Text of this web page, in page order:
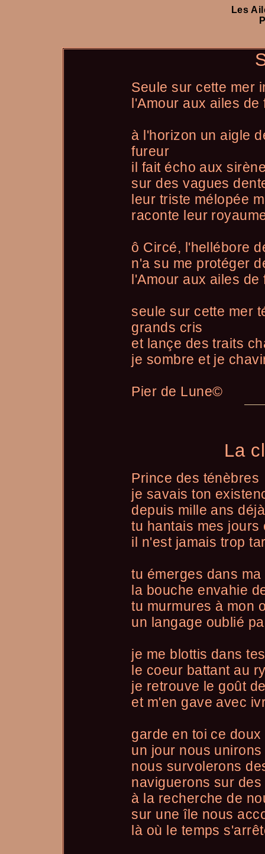
Les
Seule sur cette mer
l'Amour aux ailes
à l'horizon un aigle
fureur
il fait écho aux
sur des vagues
leur triste mélopée
raconte leur
ô Circé, l'hellébore
n'a su me protéger
l'Amour aux ailes de
seule sur cette mer
grands cris
et lançe des traits
je sombre et je
Pier de Lune©
La
Prince des ténèbres
je savais ton
depuis mille ans déjà
tu hantais mes jours
il n'est jamais trop
tu émerges dans
la bouche envahie
tu murmures à mon
un langage oublié
je me blottis dans
le coeur battant au
je retrouve le goût
et m'en gave avec
garde en toi ce
un jour nous
nous survolerons
naviguerons sur
à la recherche de
sur une île nous
là où le temps